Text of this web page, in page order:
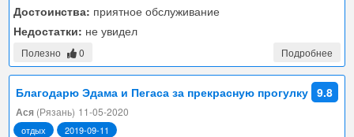
Достоинства: приятное обслуживание
Недостатки: не увидел
Полезно 0 Подробнее
Благодарю Эдама и Пегаса за прекрасную прогулку
Крымскими премиями, с чудесными видами
Феодосии
9.8
Ася (Рязань) 11-05-2020
отдых 2019-09-11